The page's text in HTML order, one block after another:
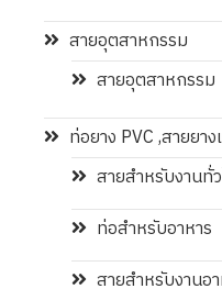
สายอุตสาหกรรม
สายอุตสาหกรรม
ท่อยาง PVC ,สายยา
สายสำหรับงานทั่
ท่อสำหรับอาหาร
สายสำหรับงานอ